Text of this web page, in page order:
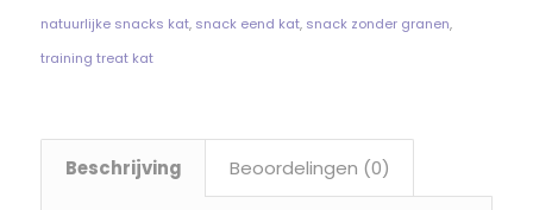
natuurlijke snacks kat, snack eend kat, snack zonder granen,
training treat kat
Beschrijving Beoordelingen (0)